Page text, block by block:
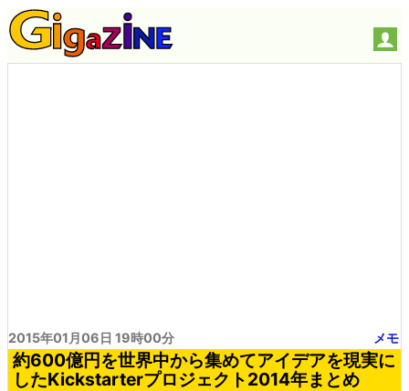
2015年01月06日 19時00分 メモ
約600億円を世界中から集めてアイデアを現実に
したKickstarterプロジェクト2014年まとめ